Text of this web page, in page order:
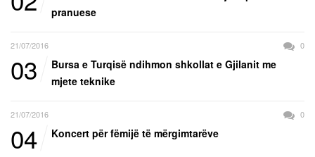
pranuese
21/07/2016 0
03
Bursa e Turqisë ndihmon shkollat e Gjilanit me
mjete teknike
21/07/2016 0
04 Koncert për fëmijë të mërgimtarëve